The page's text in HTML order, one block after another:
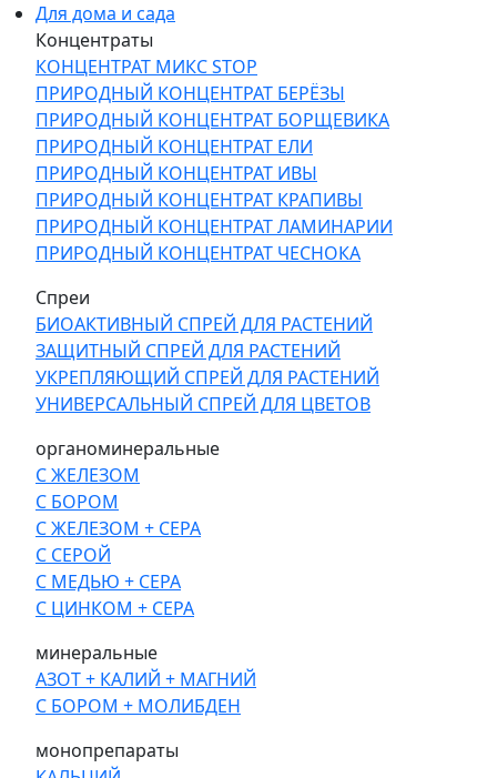
Для дома и сада
Концентраты
КОНЦЕНТРАТ МИКС STOP
ПРИРОДНЫЙ КОНЦЕНТРАТ БЕРЁЗЫ
ПРИРОДНЫЙ КОНЦЕНТРАТ БОРЩЕВИКА
ПРИРОДНЫЙ КОНЦЕНТРАТ ЕЛИ
ПРИРОДНЫЙ КОНЦЕНТРАТ ИВЫ
ПРИРОДНЫЙ КОНЦЕНТРАТ КРАПИВЫ
ПРИРОДНЫЙ КОНЦЕНТРАТ ЛАМИНАРИИ
ПРИРОДНЫЙ КОНЦЕНТРАТ ЧЕСНОКА
Спреи
БИОАКТИВНЫЙ СПРЕЙ ДЛЯ РАСТЕНИЙ
ЗАЩИТНЫЙ СПРЕЙ ДЛЯ РАСТЕНИЙ
УКРЕПЛЯЮЩИЙ СПРЕЙ ДЛЯ РАСТЕНИЙ
УНИВЕРСАЛЬНЫЙ СПРЕЙ ДЛЯ ЦВЕТОВ
органоминеральные
С ЖЕЛЕЗОМ
С БОРОМ
С ЖЕЛЕЗОМ + СЕРА
С СЕРОЙ
С МЕДЬЮ + СЕРА
С ЦИНКОМ + СЕРА
минеральные
АЗОТ + КАЛИЙ + МАГНИЙ
С БОРОМ + МОЛИБДЕН
монопрепараты